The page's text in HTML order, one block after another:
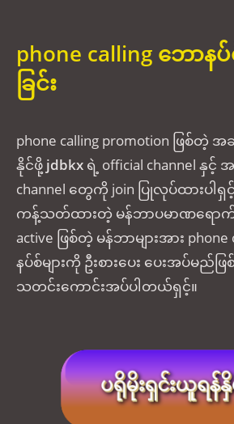
phone calling ဘောန
ခြင်း
phone calling promotion ဖြစ်
နိုင်ဖို့ jdbkx ရဲ့ official channel နှင့် အ
channel တွေကို join ပြုလုပ်ထားပါ
ကန့်သတ်ထားတဲ့ မန်ဘာပမာဏ‌ရောက်
active ဖြစ်တဲ့ မန်ဘာများအား
နပ်စ်များကို ဦးစားပေး ပေးအပ်မည်ဖြ
သတင်းကောင်းအပ်ပါတယ်ရှင့်။